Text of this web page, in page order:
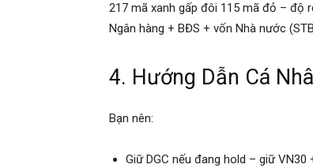
217 mã xanh gấp đôi 115 mã đỏ – độ
Ngân hàng + BĐS + vốn Nhà nước
4. Hướng Dẫn Cá
Bạn nên:
Giữ DGC nếu đang hold – giữ